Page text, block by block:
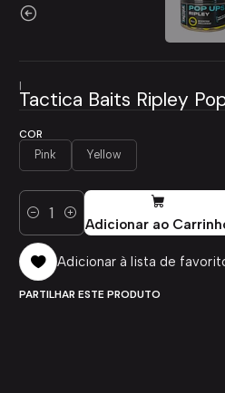
|
Tactica Baits Ripley
COR
Pink Yellow
Quantidade Adicionar ao
Adicionar à lista de
PARTILHAR ESTE PRODUTO